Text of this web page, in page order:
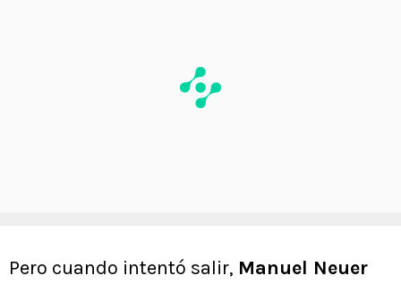
Pero cuando intentó salir, Manuel Neuer